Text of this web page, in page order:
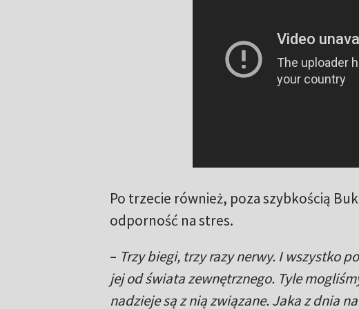
Po trzecie również, poza szybkością
odporność na stres.
– Trzy biegi, trzy razy nerwy. I wszystko
jej od świata zewnętrznego. Tyle
nadzieje są z nią związane. Jaka z dnia